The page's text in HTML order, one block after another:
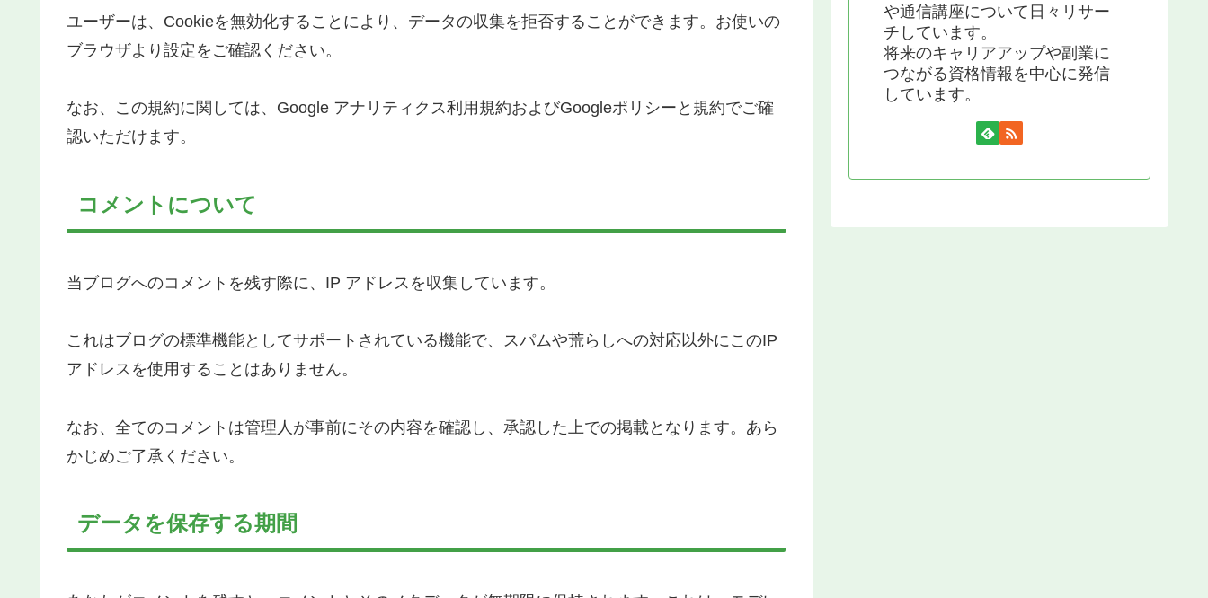
ユーザーは、Cookieを無効化することにより、データの収集を拒否することができます。お使いの
ブラウザより設定をご確認ください。
なお、この規約に関しては、Google アナリティクス利用規約およびGoogleポリシーと規約でご確
認いただけます。
コメントについて
当ブログへのコメントを残す際に、IP アドレスを収集しています。
これはブログの標準機能としてサポートされている機能で、スパムや荒らしへの対応以外にこのIP
アドレスを使用することはありません。
なお、全てのコメントは管理人が事前にその内容を確認し、承認した上での掲載となります。あら
かじめご了承ください。
データを保存する期間
や通信講座について日々リサー
チしています。
将来のキャリアアップや副業に
つながる資格情報を中心に発信
しています。